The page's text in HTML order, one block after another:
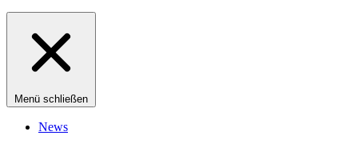
Menü schließen
News